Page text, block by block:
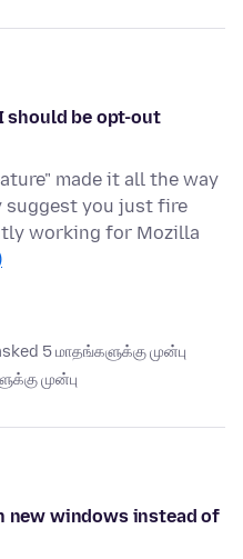
should be opt-out
made it all the way
suggest you just fire
working for Mozilla
5 மாதங்களுக்கு முன்பு
முன்பு
new windows instead of